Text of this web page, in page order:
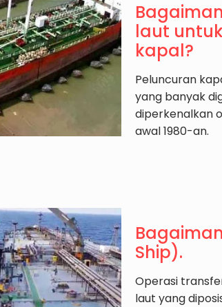
laut
kapal?
Peluncuran
yang banyak
diperkenalkan
awal 1980-an.
Ship).
Operasi
laut yang